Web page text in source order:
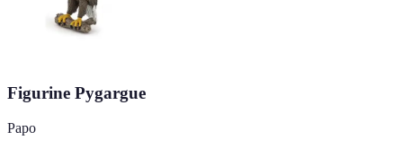
Figurine Pygargue
Papo